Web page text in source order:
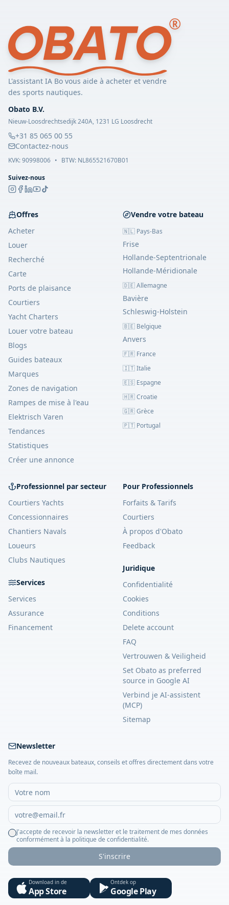
L'assistant IA Bo vous aide à acheter et vendre
des sports nautiques.
Obato B.V.
Nieuw-Loosdrechtsedijk 240A, 1231 LG Loosdrecht
+31 85 065 00 55
Contactez-nous
KVK:90998006 • BTW: NL865521670B01
Suivez-nous
Offres
Acheter
Louer
Recherché
Carte
Ports de plaisance
Courtiers
Yacht Charters
Louer votre bateau
Blogs
Guides bateaux
Marques
Zones de navigation
Rampes de mise à l'eau
Elektrisch Varen
Tendances
Statistiques
Créer une annonce
Vendre votre bateau
🇳🇱 Pays-Bas
Frise
Hollande-Septentrionale
Hollande-Méridionale
🇩🇪 Allemagne
Bavière
Schleswig-Holstein
🇧🇪 Belgique
Anvers
🇫🇷 France
🇮🇹 Italie
🇪🇸 Espagne
🇭🇷 Croatie
🇬🇷 Grèce
🇵🇹 Portugal
Professionnel par secteur
Courtiers Yachts
Concessionnaires
Chantiers Navals
Loueurs
Clubs Nautiques
Services
Services
Assurance
Financement
Pour Professionnels
Forfaits & Tarifs
Courtiers
À propos d'Obato
Feedback
Juridique
Confidentialité
Cookies
Conditions
Delete account
FAQ
Vertrouwen & Veiligheid
Set Obato as preferred
source in Google AI
Verbind je AI-assistent
(MCP)
Sitemap
Newsletter
Recevez de nouveaux bateaux, conseils et offres directement dans votre
boîte mail.
J'accepte de recevoir la newsletter et le traitement de mes données
conformément à la politique de confidentialité.
S'inscrire
Download in de
App Store
Ontdek op
Google Play